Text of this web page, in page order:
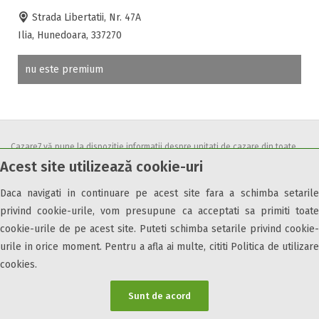
Acest site utilizează cookie-uri
Daca navigati in continuare pe acest site fara a schimba setarile
privind cookie-urile, vom presupune ca acceptati sa primiti toate
cookie-urile de pe acest site. Puteti schimba setarile privind cookie-
urile in orice moment. Pentru a afla ai multe, cititi Politica de utilizare
cookies.
Sunt de acord
Acces bucatarie
ATV
Bar
Biliard
Cablu tv
Cazino
Ciubar
Crama
Cutie de valori
Strada Libertatii, Nr. 47A
Ilia, Hunedoara, 337270
nu este premium
Cazare7 vă pune la dispozitie informatii despre unitati de cazare din toate
zonele turistice, oferte speciale, rezervari online.
condițiilede utilizare.